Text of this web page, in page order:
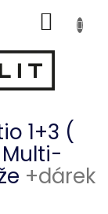
KOŠÍK
1+3 (
Multi-
+dárek